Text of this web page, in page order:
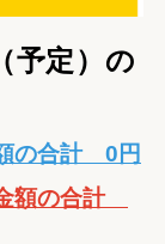
予定）の
の合計 0円
額の合計